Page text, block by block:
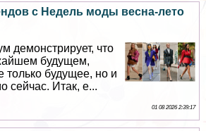
с Недель моды весна-лето
демонстрирует, что
будущем,
будущее, но и
сейчас. Итак, е...
01 08 2026 2:39:17